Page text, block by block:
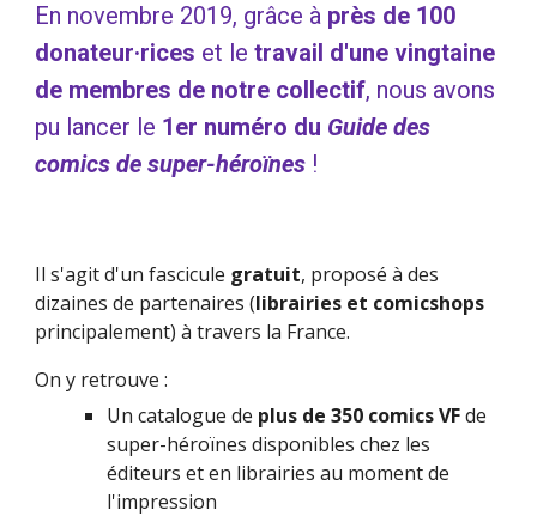
En novembre 2019, grâce à près de 100
donateur·rices et le travail d'une vingtaine
de membres de notre collectif, nous avons
pu lancer le 1er numéro du Guide des
comics de super-héroïnes !
Il s'agit d'un fascicule gratuit, proposé à des
dizaines de partenaires (librairies et comicshops
principalement) à travers la France.
On y retrouve :
Un catalogue de plus de 350 comics VF de
super-héroïnes disponibles chez les
éditeurs et en librairies au moment de
l'impression